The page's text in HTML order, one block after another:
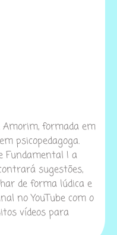
Amorim, formada em
psicopedagoga.
Fundamental I a
sugestões,
de forma lúdica e
no YouTube com o
vídeos para